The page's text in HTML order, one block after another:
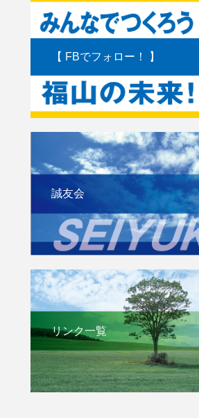
【 FBでフォロー！ 】
誠友会
リンク一覧